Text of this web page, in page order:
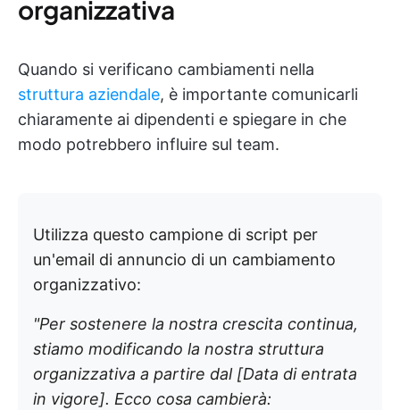
organizzativa
Quando si verificano cambiamenti nella
struttura aziendale, è importante comunicarli
chiaramente ai dipendenti e spiegare in che
modo potrebbero influire sul team.
Utilizza questo campione di script per
un'email di annuncio di un cambiamento
organizzativo:
"Per sostenere la nostra crescita continua,
stiamo modificando la nostra struttura
organizzativa a partire dal [Data di entrata
in vigore]. Ecco cosa cambierà: